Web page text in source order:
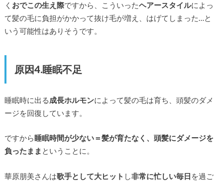
く おでこの生え際ですから、こういったヘアースタイルによっ
て髪の毛に負担がかかって抜け毛が増え、はげてしまった…と
いう可能性はありそうです。
原因4.睡眠不足
睡眠時に出る成長ホルモンによって髪の毛は育ち、頭髪のダメ
ージを回復しています。
ですから 睡眠時間が少ない＝髪が育たなく、頭髪にダメージを
負ったまま ということに。
華原朋美さんは歌手として大ヒット し非常に忙しい毎日 を過ご